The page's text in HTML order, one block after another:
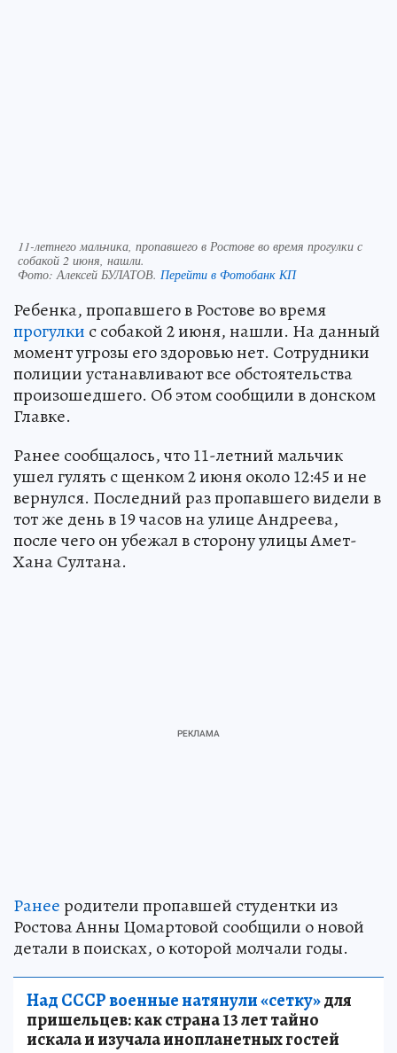
11-летнего мальчика, пропавшего в Ростове во время прогулки с
собакой 2 июня, нашли.
Фото:Алексей БУЛАТОВ. Перейти в Фотобанк КП
Ребенка, пропавшего в Ростове во время
прогулки с собакой 2 июня, нашли. На данный
момент угрозы его здоровью нет. Сотрудники
полиции устанавливают все обстоятельства
произошедшего. Об этом сообщили в донском
Главке.
Ранее сообщалось, что 11-летний мальчик
ушел гулять с щенком 2 июня около 12:45 и не
вернулся. Последний раз пропавшего видели в
тот же день в 19 часов на улице Андреева,
после чего он убежал в сторону улицы Амет-
Хана Султана.
Ранееродители пропавшей студентки из
Ростова Анны Цомартовой сообщили о новой
детали в поисках, о которой молчали годы.
Над СССР военные натянули «сетку»для
пришельцев: как страна 13 лет тайно
искала и изучала инопланетных гостей